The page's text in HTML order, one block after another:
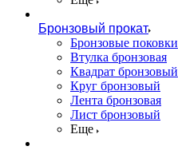
Бронзовый прокат
Бронзовые поковки
Втулка бронзовая
Квадрат бронзовый
Круг бронзовый
Лента бронзовая
Лист бронзовый
Еще